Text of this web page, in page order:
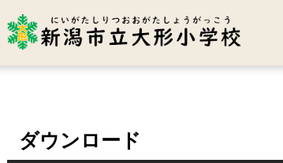
ダウンロード